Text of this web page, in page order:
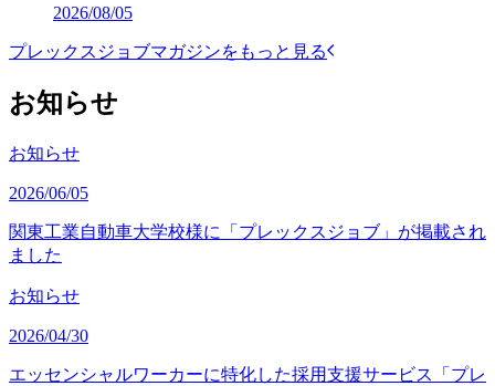
2026/08/05
プレックスジョブマガジンをもっと見る
お知らせ
お知らせ
2026/06/05
関東工業自動車大学校様に「プレックスジョブ」が掲載され
ました
お知らせ
2026/04/30
エッセンシャルワーカーに特化した採用支援サービス「プレ